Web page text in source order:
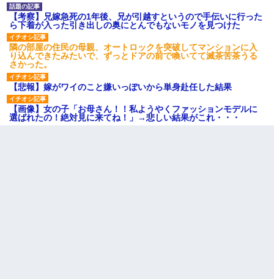
【考察】兄嫁急死の1年後、兄が引越すというので手伝いに行った
ら下着が入った引き出しの奥にとんでもないモノを見つけた
隣の部屋の住民の母親、オートロックを突破してマンションに入
り込んできたみたいで、ずっとドアの前で喚いてて滅茶苦茶うる
さかった。
【悲報】嫁がワイのこと嫌いっぽいから単身赴任した結果
【画像】女の子「お母さん！！私ようやくファッションモデルに
選ばれたの！絶対見に来てね！」→悲しい結果がこれ・・・